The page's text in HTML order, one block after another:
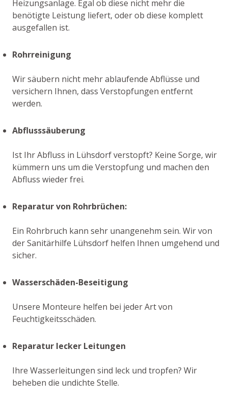
Heizungsanlage. Egal ob diese nicht mehr die
benötigte Leistung liefert, oder ob diese komplett
ausgefallen ist.
Rohrreinigung
Wir säubern nicht mehr ablaufende Abflüsse und
versichern Ihnen, dass Verstopfungen entfernt
werden.
Abflusssäuberung
Ist Ihr Abfluss in Lühsdorf verstopft? Keine Sorge, wir
kümmern uns um die Verstopfung und machen den
Abfluss wieder frei.
Reparatur von Rohrbrüchen:
Ein Rohrbruch kann sehr unangenehm sein. Wir von
der Sanitärhilfe Lühsdorf helfen Ihnen umgehend und
sicher.
Wasserschäden-Beseitigung
Unsere Monteure helfen bei jeder Art von
Feuchtigkeitsschäden.
Reparatur lecker Leitungen
Ihre Wasserleitungen sind leck und tropfen? Wir
beheben die undichte Stelle.